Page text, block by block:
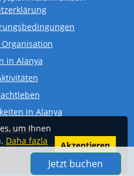
Jetzt buchen
in Alanya
in Alanya
Von Alanya
um Ihnen
Daha fazla
Akzeptieren